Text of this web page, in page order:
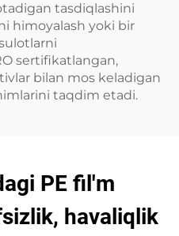
tasdiqlashini
himoyalash yoki bir
sertifikatlangan,
bilan mos keladigan
taqdim etadi.
PE fil'm
havaliqlik